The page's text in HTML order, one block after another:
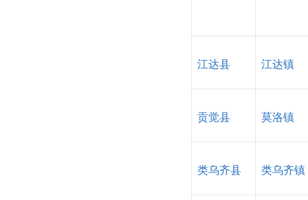
江达县 江达镇
贡觉县 莫洛镇
类乌齐县 类乌齐镇